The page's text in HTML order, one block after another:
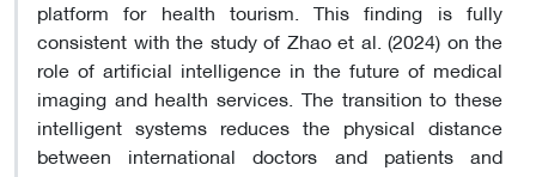
platform for health tourism. This finding is fully
consistent with the study of Zhao et al. (2024) on the
role of artificial intelligence in the future of medical
imaging and health services. The transition to these
intelligent systems reduces the physical distance
between international doctors and patients and